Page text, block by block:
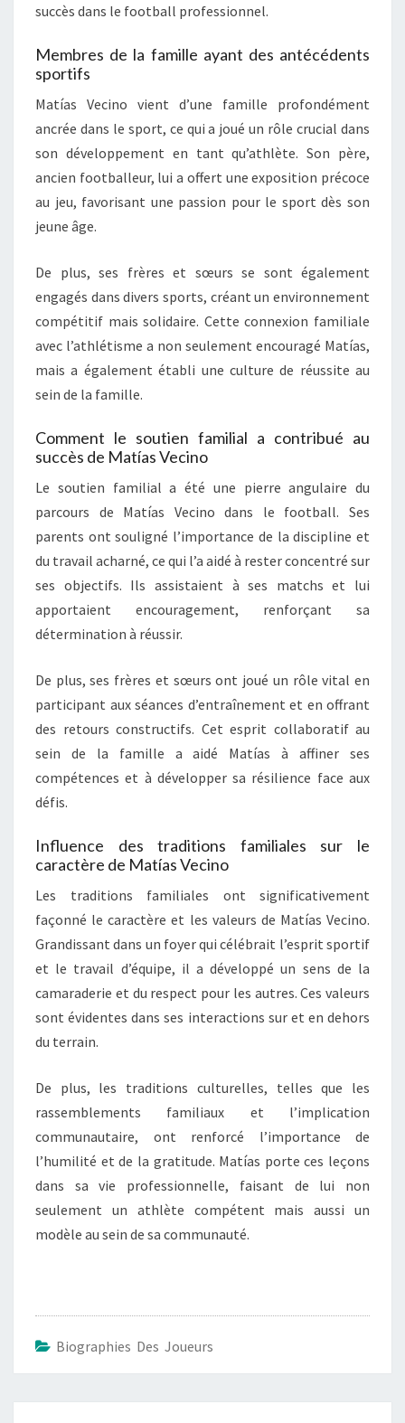
succès dans le football professionnel.
Membres de la famille ayant des antécédents
sportifs
Matías Vecino vient d’une famille profondément
ancrée dans le sport, ce qui a joué un rôle crucial dans
son développement en tant qu’athlète. Son père,
ancien footballeur, lui a offert une exposition précoce
au jeu, favorisant une passion pour le sport dès son
jeune âge.
De plus, ses frères et sœurs se sont également
engagés dans divers sports, créant un environnement
compétitif mais solidaire. Cette connexion familiale
avec l’athlétisme a non seulement encouragé Matías,
mais a également établi une culture de réussite au
sein de la famille.
Comment le soutien familial a contribué au
succès de Matías Vecino
Le soutien familial a été une pierre angulaire du
parcours de Matías Vecino dans le football. Ses
parents ont souligné l’importance de la discipline et
du travail acharné, ce qui l’a aidé à rester concentré sur
ses objectifs. Ils assistaient à ses matchs et lui
apportaient encouragement, renforçant sa
détermination à réussir.
De plus, ses frères et sœurs ont joué un rôle vital en
participant aux séances d’entraînement et en offrant
des retours constructifs. Cet esprit collaboratif au
sein de la famille a aidé Matías à affiner ses
compétences et à développer sa résilience face aux
défis.
Influence des traditions familiales sur le
caractère de Matías Vecino
Les traditions familiales ont significativement
façonné le caractère et les valeurs de Matías Vecino.
Grandissant dans un foyer qui célébrait l’esprit sportif
et le travail d’équipe, il a développé un sens de la
camaraderie et du respect pour les autres. Ces valeurs
sont évidentes dans ses interactions sur et en dehors
du terrain.
De plus, les traditions culturelles, telles que les
rassemblements familiaux et l’implication
communautaire, ont renforcé l’importance de
l’humilité et de la gratitude. Matías porte ces leçons
dans sa vie professionnelle, faisant de lui non
seulement un athlète compétent mais aussi un
modèle au sein de sa communauté.
Biographies Des Joueurs